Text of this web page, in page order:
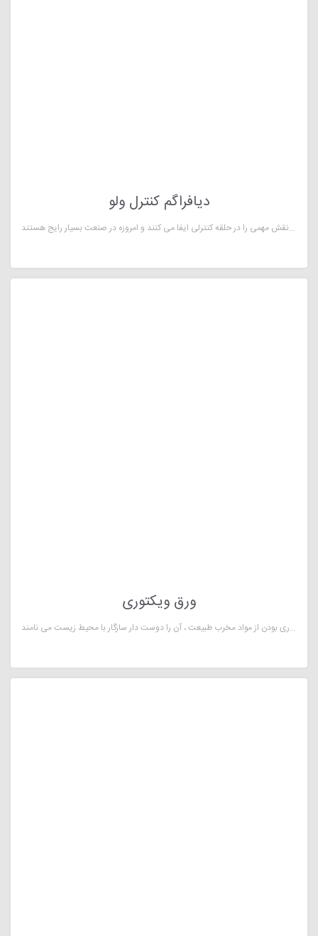
دیافراگم کنترل ولو
کنترل ولو یکی از تجهیزات ابزاردقیق است که برای تنظیم جریان سیالات در صنعت استفاده می شود. کنترل ولو ها به عنوان یک عنصر نهایی نقش مهمی را در حلقه کنترلی ایفا می کنند و امروزه در صنعت بسیار رایج هستند.
ورق ویکتوری
ورق ویکتوری یکی از معدود ورق هایی است که با چگالی بالا تولید می شود. به دلیل استفاده از الیاف سلولوزی در ساختار این محصول و عاری بودن از مواد مخرب طبیعت ، آن را دوست دار سازگار با محیط زیست می نامند .